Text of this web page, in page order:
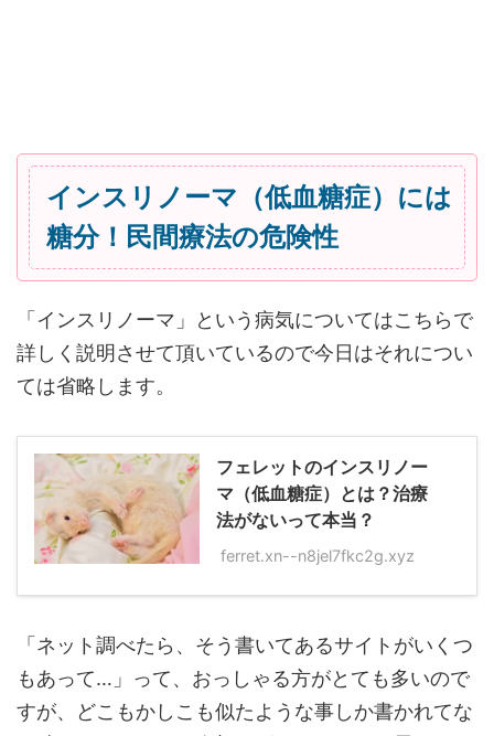
インスリノーマ（低血糖症）には
糖分！民間療法の危険性
「インスリノーマ」という病気についてはこちらで
詳しく説明させて頂いているので今日はそれについ
ては省略します。
フェレットのインスリノー
マ（低血糖症）とは？治療
法がないって本当？
ferret.xn--n8jel7fkc2g.xyz
「ネット調べたら、そう書いてあるサイトがいくつ
もあって…」って、おっしゃる方がとても多いので
すが、どこもかしこも似たような事しか書かれてな